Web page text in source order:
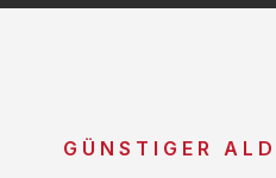
GÜNSTIGER